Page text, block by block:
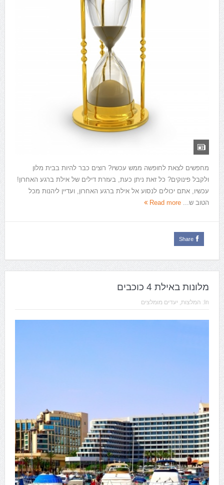
מחפשים לצאת לחופשה ממש עכשיו? רוצים כבר להיות בבית מלון
ולקבל פינוקים? כל זאת ניתן כעת, בעזרת דילים של אילת ברגע האחרון!
עכשיו, אתם יכולים לנסוע אל אילת ברגע האחרון, ועדיין ליהנות מכל
הטוב ש... Read more
Share
מלונות באילת 4 כוכבים
In: המלצות, יעדים מומלצים